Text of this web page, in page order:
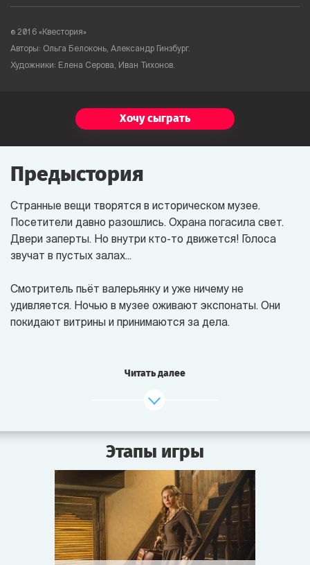
© 2016 «Квестория»
Авторы: Ольга Белоконь, Александр Гинзбург.
Художники: Елена Серова, Иван Тихонов.
Хочу сыграть
Предыстория
Странные вещи творятся в историческом музее.
Посетители давно разошлись. Охрана погасила свет.
Двери заперты. Но внутри кто-то движется! Голоса
звучат в пустых залах...
Смотритель пьёт валерьянку и уже ничему не
удивляется. Ночью в музее оживают экспонаты. Они
покидают витрины и принимаются за дела.
подозрением косится на Миледи. Клеопатра борется с
женщины в истории. Иван Грозный и Екатерина Великая
царицей. Эрик Могучий вызвал на поединок Цезаря.
Потомственный многоженец Гарун-аль-Рашид снова
женился. А ворчливая мумия Хеопса плетёт интриги,
чтоб завладеть короной Египта.
квесте«Ночь в музее
» вы станете забавными
историческими персонажами и от души повеселитесь.
Читать далее
Этапы игры